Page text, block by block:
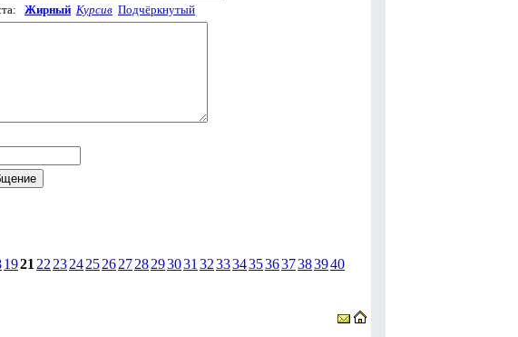
Жирный Курсив Подчёркнутый
1921 22 232425262728293031 323334353637383940